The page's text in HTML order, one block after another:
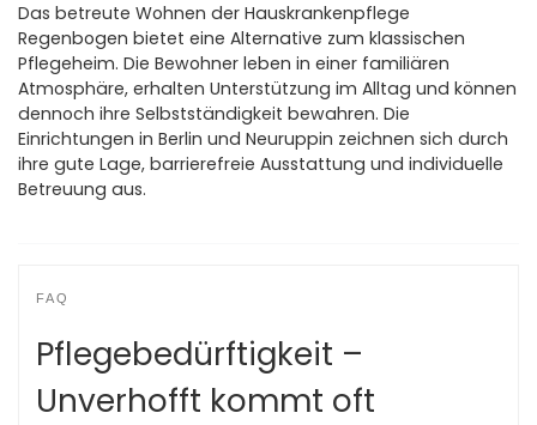
Das betreute Wohnen der Hauskrankenpflege
Regenbogen bietet eine Alternative zum klassischen
Pflegeheim. Die Bewohner leben in einer familiären
Atmosphäre, erhalten Unterstützung im Alltag und können
dennoch ihre Selbstständigkeit bewahren. Die
Einrichtungen in Berlin und Neuruppin zeichnen sich durch
ihre gute Lage, barrierefreie Ausstattung und individuelle
Betreuung aus.
FAQ
Pflegebedürftigkeit –
Unverhofft kommt oft